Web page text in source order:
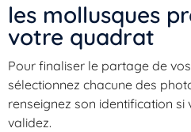
les mollusques
votre quadrat​
Pour finaliser le partage de
sélectionnez chacune des
renseignez son identification si
validez.